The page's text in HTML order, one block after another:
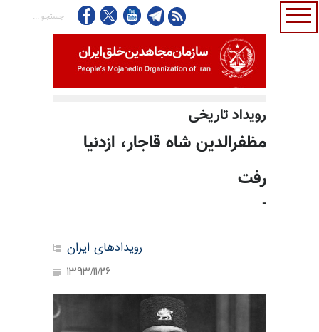
رویداد تاریخی
مظفرالدین شاه قاجار، ازدنیا
رفت
-
رویدادهای ایران
1393/11/26